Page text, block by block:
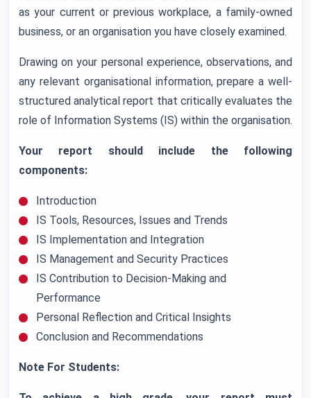
as your current or previous workplace, a family-owned
business, or an organisation you have closely examined.
Drawing on your personal experience, observations, and
any relevant organisational information, prepare a well-
structured analytical report that critically evaluates the
role of Information Systems (IS) within the organisation.
Your report should include the following
components:
Introduction
IS Tools, Resources, Issues and Trends
IS Implementation and Integration
IS Management and Security Practices
IS Contribution to Decision-Making and
Performance
Personal Reflection and Critical Insights
Conclusion and Recommendations
Note For Students: